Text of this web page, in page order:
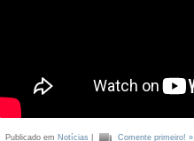
Publicado em Notícias Comente primeiro! »